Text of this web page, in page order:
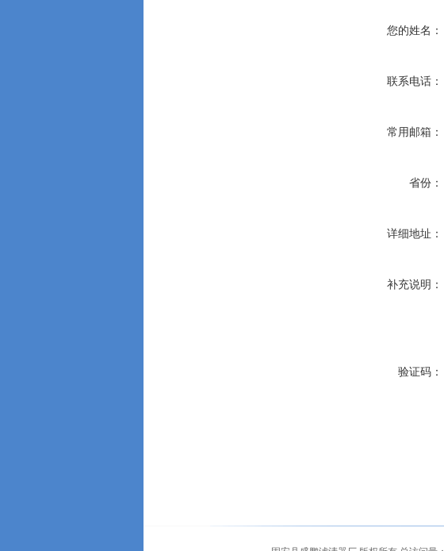
您的姓名：
联系电话：
常用邮箱：
省份：
详细地址：
补充说明：
验证码：